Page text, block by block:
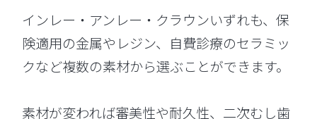
インレー・アンレー・クラウンいずれも、保
険適用の金属やレジン、自費診療のセラミッ
クなど複数の素材から選ぶことができます。
素材が変われば審美性や耐久性、二次むし歯